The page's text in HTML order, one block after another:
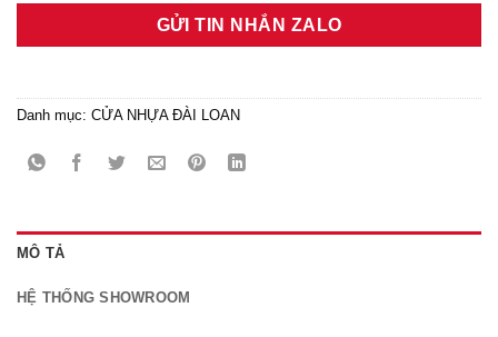
GỬI TIN NHẮN ZALO
Danh mục: CỬA NHỰA ĐÀI LOAN
MÔ TẢ
HỆ THỐNG SHOWROOM